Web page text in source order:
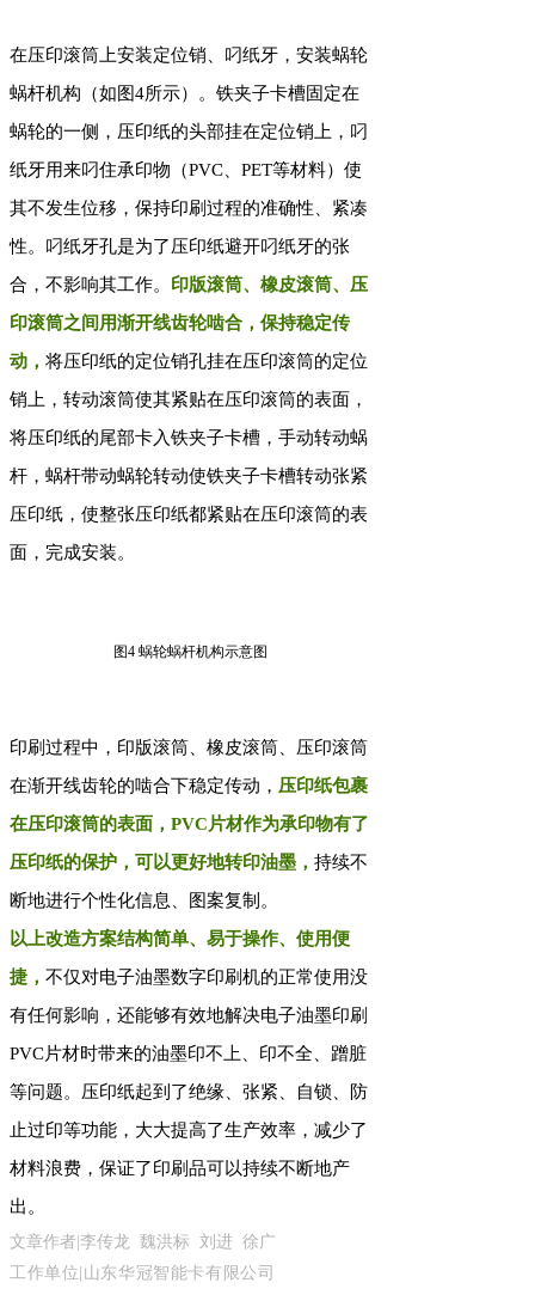
在压印滚筒上安装定位销、叼纸牙，安装蜗轮
蜗杆机构（如图4所示）。铁夹子卡槽固定在
蜗轮的一侧，压印纸的头部挂在定位销上，叼
纸牙用来叼住承印物（PVC、PET等材料）使
其不发生位移，保持印刷过程的准确性、紧凑
性。叼纸牙孔是为了压印纸避开叼纸牙的张
合，不影响其工作。
印版滚筒、橡皮滚筒、压
印滚筒之间用渐开线齿轮啮合，保持稳定传
动， 将压印纸的定位销孔挂在压印滚筒的定位
销上，转动滚筒使其紧贴在压印滚筒的表面，
将压印纸的尾部卡入铁夹子卡槽，手动转动蜗
杆，蜗杆带动蜗轮转动使铁夹子卡槽转动张紧
压印纸，使整张压印纸都紧贴在压印滚筒的表
面，完成安装。
图4 蜗轮蜗杆机构示意图
印刷过程中，印版滚筒、橡皮滚筒、压印滚筒
在渐开线齿轮的啮合下稳定传动， 压印纸包裹
在压印滚筒的表面，PVC片材作为承印物有了
压印纸的保护，可以更好地转印油墨， 持续不
断地进行个性化信息、图案复制。
以上改造方案结构简单、易于操作、使用便
捷， 不仅对电子油墨数字印刷机的正常使用没
有任何影响，还能够有效地解决电子油墨印刷
PVC片材时带来的油墨印不上、印不全、蹭脏
等问题。压印纸起到了绝缘、张紧、自锁、防
止过印等功能，大大提高了生产效率，减少了
材料浪费，保证了印刷品可以持续不断地产
出。
文章作者|李传龙 魏洪标 刘进 徐广
工作单位|山东华冠智能卡有限公司